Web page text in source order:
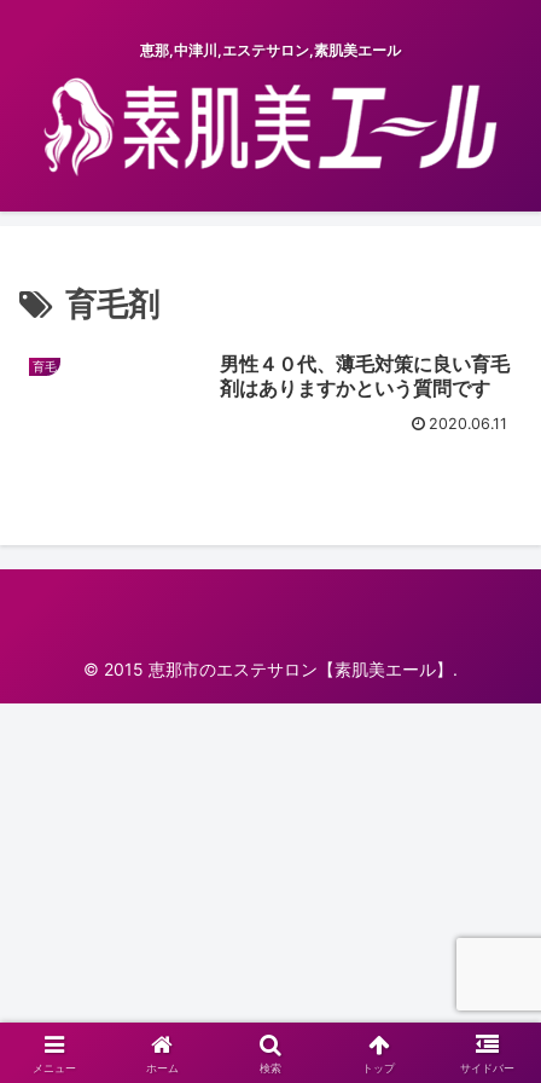
恵那,中津川,エステサロン,素肌美エール
育毛剤
育毛
男性４０代、薄毛対策に良い育毛
剤はありますかという質問です
2020.06.11
© 2015 恵那市のエステサロン【素肌美エール】.
メニュー ホーム 検索 トップ サイドバー